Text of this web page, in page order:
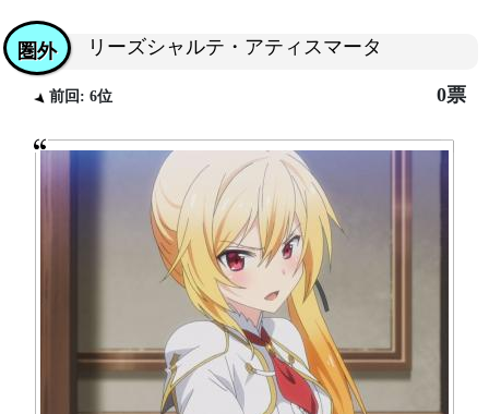
リーズシャルテ・アティスマータ
圏外
前回: 6位 0票